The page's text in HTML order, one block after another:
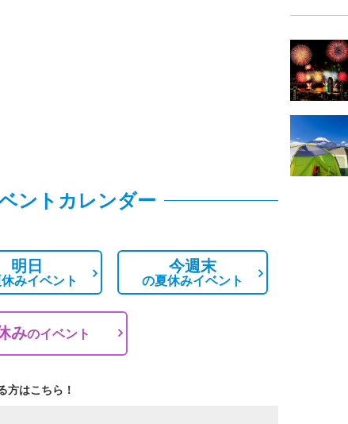
ントカレンダー
明日
みイベント
今週末
の夏休みイベント
みのイベント
方はこちら！